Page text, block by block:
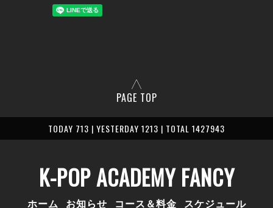
PAGE TOP
TODAY 713 | YESTERDAY 1213 | TOTAL 1427943
K-POP ACADEMY FANCY
ホーム お知らせ コース＆料金 スケジュール